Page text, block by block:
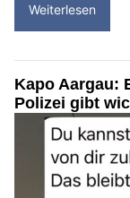
Weiterlesen
Kapo Aargau:
Polizei gibt